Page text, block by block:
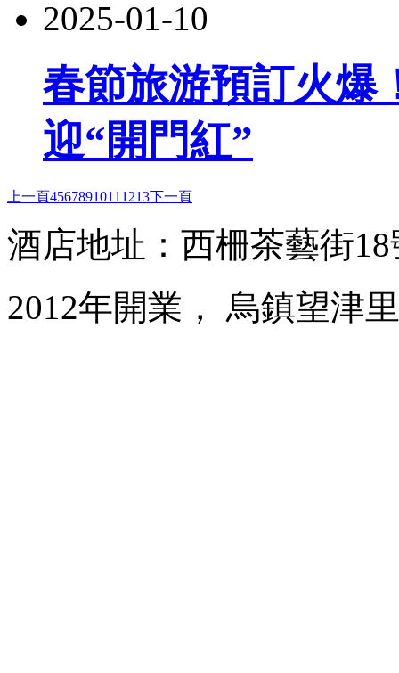
2025-01-10
春節旅游預訂火爆
迎“開門紅”
上一頁4567891011 1213下一頁
酒店地址：西柵茶藝街
2012年開業， 烏鎮望